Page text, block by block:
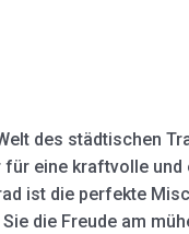
des städtischen
eine kraftvolle
ist die perfekte
die Freude am